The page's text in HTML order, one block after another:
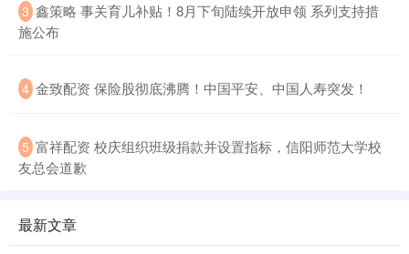
3 鑫策略 事关育儿补贴！8月下旬陆续开放申领 系列支持措
施公布
4 金致配资 保险股彻底沸腾！中国平安、中国人寿突发！
5 富祥配资 校庆组织班级捐款并设置指标，信阳师范大学校
友总会道歉
最新文章